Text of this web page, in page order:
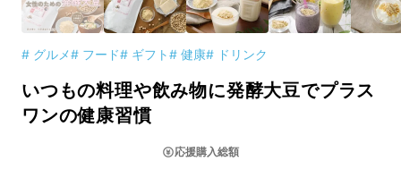
# グルメ# フード# ギフト# 健康# ドリンク
いつもの料理や飲み物に発酵大豆でプラス
ワンの健康習慣
応援購入総額